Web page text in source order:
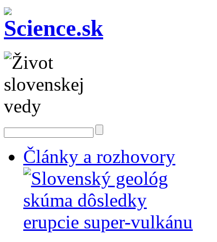
Články a rozhovory